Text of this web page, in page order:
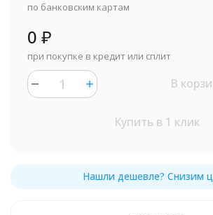
по банковским картам
0 ₽
при покупке в кредит или сплит
В
Купить в 1 клик